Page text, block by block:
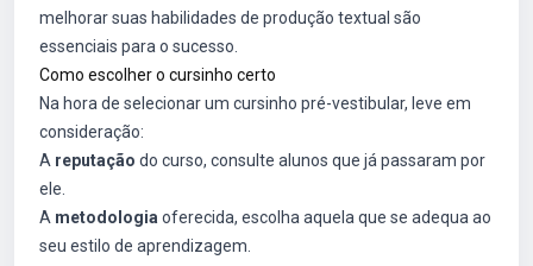
melhorar suas habilidades de produção textual são
essenciais para o sucesso.
Como escolher o cursinho certo
Na hora de selecionar um cursinho pré-vestibular, leve em
consideração:
A reputação do curso, consulte alunos que já passaram por
ele.
A metodologia oferecida, escolha aquela que se adequa ao
seu estilo de aprendizagem.